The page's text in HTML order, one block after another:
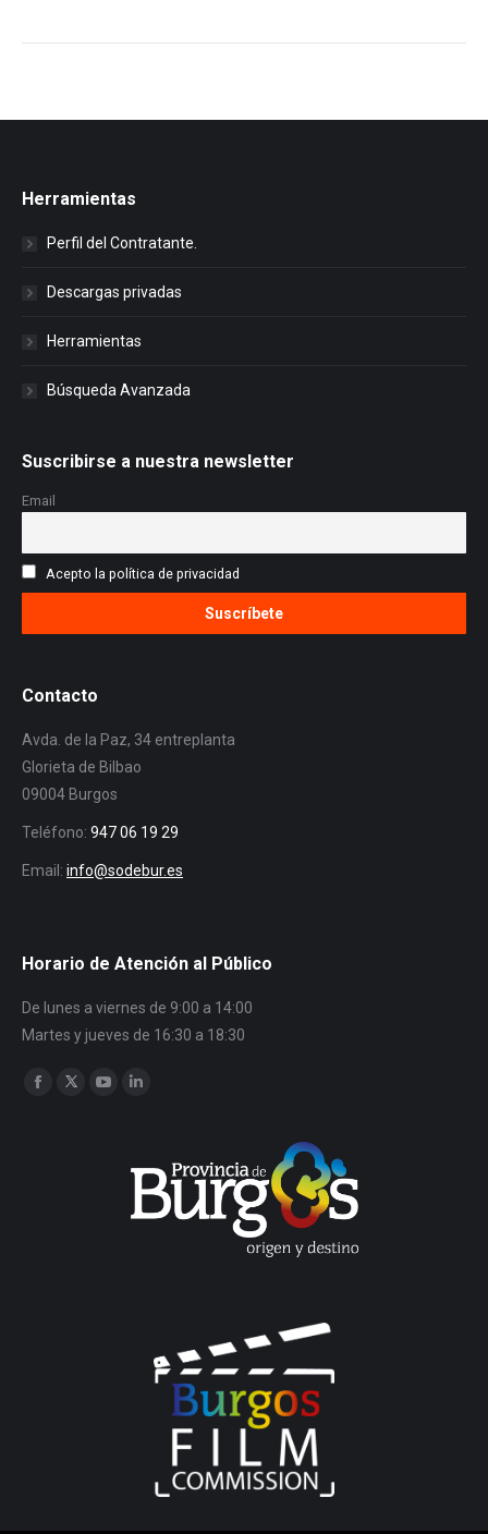
Herramientas
Perfil del Contratante.
Descargas privadas
Herramientas
Búsqueda Avanzada
Suscribirse a nuestra newsletter
Email
Acepto la política de privacidad
Contacto
Avda. de la Paz, 34 entreplanta
Glorieta de Bilbao
09004 Burgos
Teléfono: 947 06 19 29
Email: info@sodebur.es
Horario de Atención al Público
De lunes a viernes de 9:00 a 14:00
Martes y jueves de 16:30 a 18:30
Encuéntranos en:
Facebook